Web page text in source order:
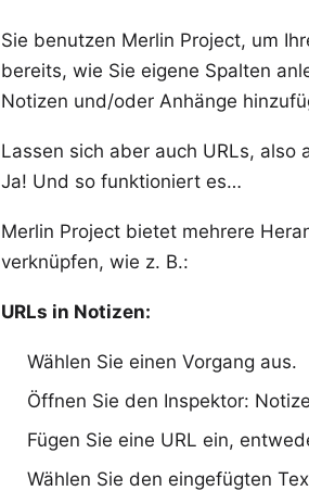
Sie benutzen Merlin Project, um
bereits, wie Sie eigene Spalten
Notizen und/oder Anhänge
Lassen sich aber auch URLs,
Ja! Und so funktioniert es…
Merlin Project bietet mehrere
verknüpfen, wie z. B.:
URLs in Notizen:
Wählen Sie einen Vorgang aus.
Öffnen Sie den Inspektor:
Fügen Sie eine URL ein,
Wählen Sie den eingefügten